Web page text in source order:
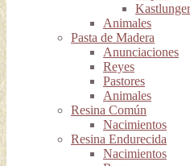
Kastlunger
Animales
Pasta de Madera
Anunciaciones
Reyes
Pastores
Animales
Resina Común
Nacimientos
Resina Endurecida
Nacimientos